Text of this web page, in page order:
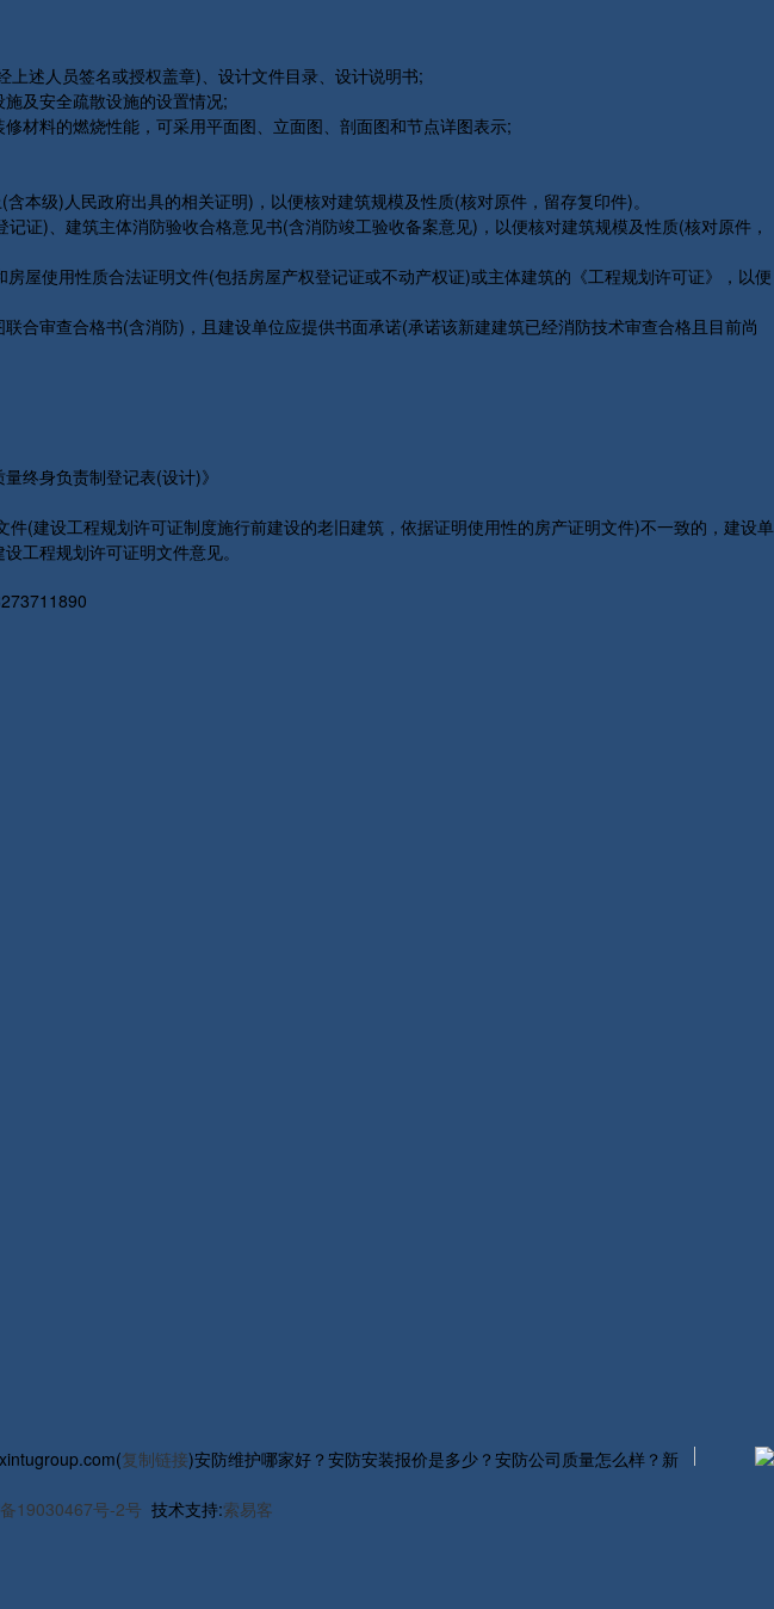
述人员签名或授权盖章)、设计文件目录、设计说明书;
及安全疏散设施的设置情况;
料的燃烧性能，可采用平面图、立面图、剖面图和节点详图表示;
级)人民政府出具的相关证明)，以便核对建筑规模及性质(核对原件，留存复印件)。
)、建筑主体消防验收合格意见书(含消防竣工验收备案意见)，以便核对建筑规模及性质(核对原件，
使用性质合法证明文件(包括房屋产权登记证或不动产权证)或主体建筑的《工程规划许可证》，以便
审查合格书(含消防)，且建设单位应提供书面承诺(承诺该新建建筑已经消防技术审查合格且目前尚
终身负责制登记表(设计)》
建设工程规划许可证制度施行前建设的老旧建筑，依据证明使用性的房产证明文件)不一致的，建设单
工程规划许可证明文件意见。
复制链接)安防维护哪家好？安防安装报价是多少？安防公司质量怎么样？新
19030467号-2号 技术支持:索易客